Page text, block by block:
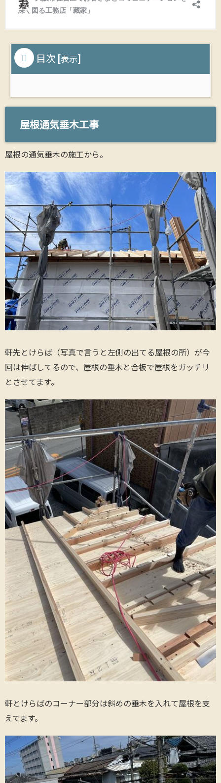
目次 [表示]
屋根通気垂木工事
屋根の通気垂木の施工から。
軒先とけらば（写真で言うと左側の出てる屋根の所）が今
回は伸ばしてるので、屋根の垂木と合板で屋根をガッチリ
とさせてます。
軒とけらばのコーナー部分は斜めの垂木を入れて屋根を支
えてます。